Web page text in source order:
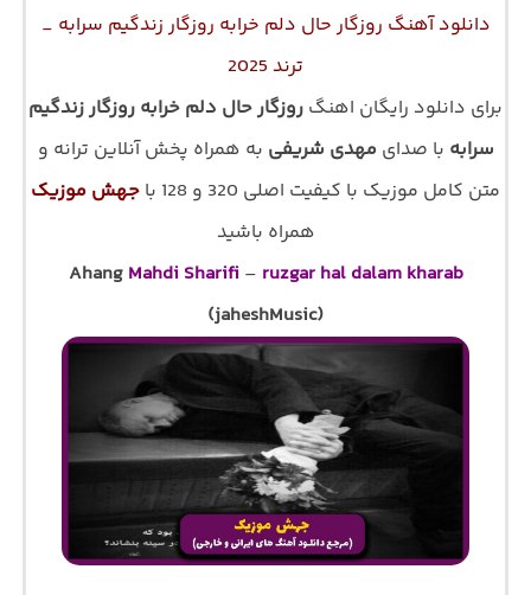
دانلود آهنگ روزگار حال دلم خرابه روزگار زندگیم سرابه _
ترند 2025
برای دانلود رایگان اهنگ روزگار حال دلم خرابه روزگار زندگیم
سرابه با صدایمهدی شریفی به همراه پخش آنلاین ترانه و
متن کامل موزیک با کیفیت اصلی 320 و 128 با
جهش موزیک
همراه باشید
Ahang Mahdi Sharifi – ruzgar hal dalam kharab
(jaheshMusic)